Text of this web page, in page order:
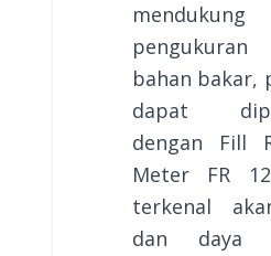
bahan bakar,
dapat
dengan Fill
Meter FR
terkenal
dan daya